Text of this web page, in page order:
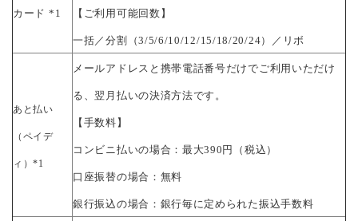
カード *1 【ご利用可能回数】
一括／分割（3/5/6/10/12/15/18/20/24）／リボ
あと払い
（ペイデ
ィ）*1
メールアドレスと携帯電話番号だけでご利用いただけ
る、翌月払いの決済方法です。
【手数料】
コンビニ払いの場合：最大390円（税込）
口座振替の場合：無料
銀行振込の場合：銀行毎に定められた振込手数料